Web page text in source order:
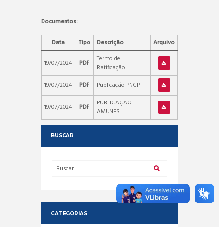
Documentos:
Data Tipo Descrição Arquivo
19/07/2024 PDF
Termo de
Ratificação
19/07/2024
PDF Publicação PNCP
19/07/2024 PDF
PUBLICAÇÃO
AMUNES
BUSCAR
CATEGORIAS